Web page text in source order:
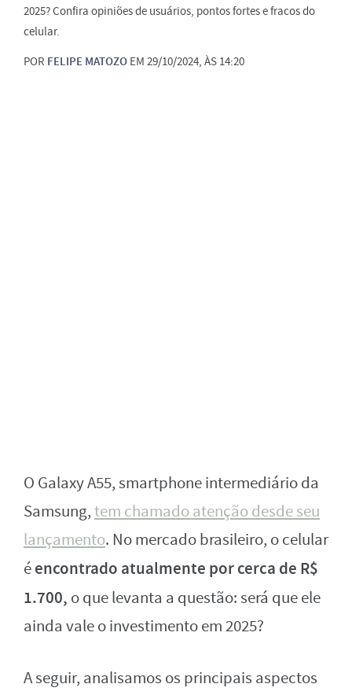
2025? Confira opiniões de usuários, pontos fortes e fracos do
celular.
POR FELIPE MATOZO EM 29/10/2024, ÀS 14:20
O Galaxy A55, smartphone intermediário da
Samsung,tem chamado atenção desde seu
lançamento. No mercado brasileiro, o celular
éencontrado atualmente por cerca de R$
1.700, o que levanta a questão: será que ele
ainda vale o investimento em 2025?
A seguir, analisamos os principais aspectos